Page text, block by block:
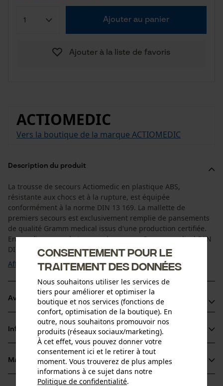
Ajouter au panier
Ajouter à la liste de favoris
ACTIOMEDIC
Vers la boutique de la marque ACTIOMEDIC
Description du produit
La trousse de secours Actiomedic en plastique ABS,
résistante aux chocs et à la rupture, est équipée
conformément à la norme DIN 13 169. La mallette de
premiers secours est exclusivement remplie de pansements
de qualité Gramm medical issus d'une production certifiée.
En cas d'urgence, la trousse de secours Gramm medical SAN
DIN 13169 vous permet d'avoir à portée de main tous les ...
Afficher plus
Avantages du produit
La mallette de premiers secours est utilisable de manière
mobile et fixe
Tous les éléments de la mallette sont imprimés en plusieurs
langues
Des images facilitent l'utilisation de tous les éléments de la
Informations sur le produit
Détails du produit
Matériau & entretien
Consentement pour le
traitement des données
Nous souhaitons utiliser les services de
tiers pour améliorer et optimiser la
boutique et nos services (fonctions de
confort, optimisation de la boutique). En
outre, nous souhaitons promouvoir nos
produits (réseaux sociaux/marketing).
À cet effet, vous pouvez donner votre
consentement ici et le retirer à tout
moment. Vous trouverez de plus amples
informations à ce sujet dans notre
Politique de confidentialité.